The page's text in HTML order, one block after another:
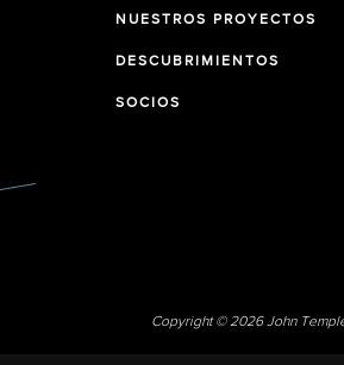
NUESTROS PROYECTOS
DESCUBRIMIENTOS
SOCIOS
Copyright © 2026 John